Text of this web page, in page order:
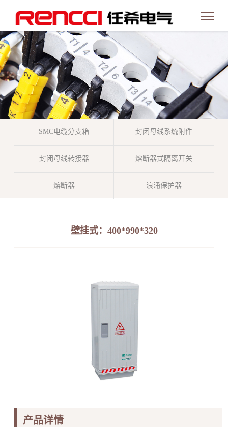
SMC电缆分支箱 封闭母线系统附件
封闭母线转接器 熔断器式隔离开关
熔断器 浪涌保护器
壁挂式：400*990*320
产品详情